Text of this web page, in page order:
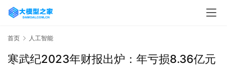
首页 人工智能
寒武纪2023年财报出炉：年亏损8.36亿元